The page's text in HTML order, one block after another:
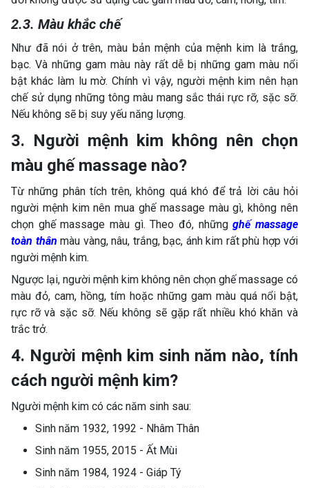
2.3. Màu khắc chế
Như đã nói ở trên, màu bản mệnh của mệnh kim là trắng,
bạc. Và những gam màu này rất dễ bị những gam màu nổi
bật khác làm lu mờ. Chính vì vậy, người mệnh kim nên hạn
chế sử dụng những tông màu mang sắc thái rực rỡ, sặc sỡ.
Nếu không sẽ bị suy yếu năng lượng.
3. Người mệnh kim không nên chọn
màu ghế massage nào?
Từ những phân tích trên, không quá khó để trả lời câu hỏi
người mệnh kim nên mua ghế massage màu gì, không nên
chọn ghế massage màu gì. Theo đó, nhữngghế massage
toàn thân màu vàng, nâu, trắng, bạc, ánh kim rất phù hợp với
người mệnh kim.
Ngược lại, người mệnh kim không nên chọn ghế massage có
màu đỏ, cam, hồng, tím hoặc những gam màu quá nổi bật,
rực rỡ và sặc sỡ. Nếu không sẽ gặp rất nhiều khó khăn và
trắc trở.
4. Người mệnh kim sinh năm nào, tính
cách người mệnh kim?
Người mệnh kim có các năm sinh sau:
Sinh năm 1932, 1992 - Nhâm Thân
Sinh năm 1955, 2015 - Ất Mùi
Sinh năm 1984, 1924 - Giáp Tý